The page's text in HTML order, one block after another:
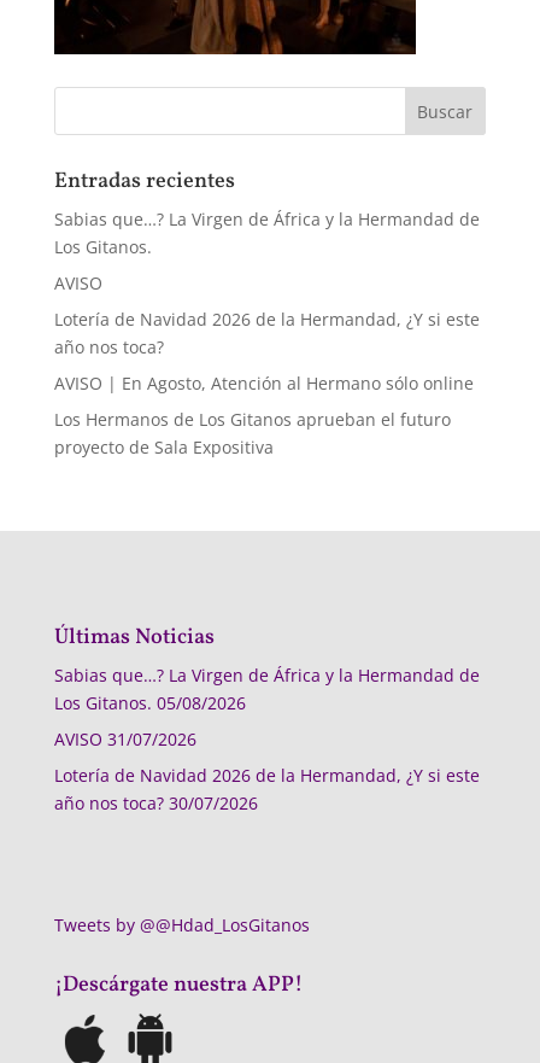
Entradas recientes
Sabias que…? La Virgen de África y la Hermandad de
Los Gitanos.
AVISO
Lotería de Navidad 2026 de la Hermandad, ¿Y si este
año nos toca?
AVISO | En Agosto, Atención al Hermano sólo online
Los Hermanos de Los Gitanos aprueban el futuro
proyecto de Sala Expositiva
Últimas Noticias
Sabias que…? La Virgen de África y la Hermandad de
Los Gitanos. 05/08/2026
AVISO 31/07/2026
Lotería de Navidad 2026 de la Hermandad, ¿Y si este
año nos toca? 30/07/2026
Tweets by @@Hdad_LosGitanos
¡Descárgate nuestra APP!